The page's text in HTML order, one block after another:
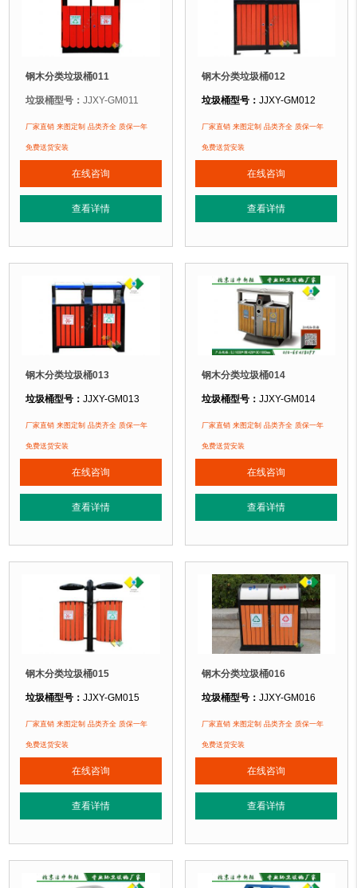
钢木分类垃圾桶011
垃圾桶型号：JJXY-GM011
垃圾桶规格：长900mm 宽420mm 高900mm
垃圾桶材质：
垃圾桶周期：现货产品 厂家直销 即拍即发 定制批发
垃圾桶特点：选用镀锌钢板裁剪、压制、折弯后再焊接而成型，垃圾桶经磷
正在使用该垃圾桶的部分客户：
北京阿卡迪亚庄园、顺义某别墅区、北京某小区....
厂家直销 来图定制 品类齐全 质保一年
免费送货安装
在线咨询
查看详情
钢木分类垃圾桶012
垃圾桶型号： JJXY-GM012
垃圾桶规格：长840mm 宽470mm
垃圾桶材质：
垃圾桶周期：现货产品 厂家直销 即
垃圾桶特点：选用镀锌钢板裁剪、
正在使用该垃圾桶的部分客户：
北京奥利匹克水上公园、北京玉渊潭
厂家直销 来图定制 品类齐全 质保一年
免费送货安装
在线咨询
查看详情
钢木分类垃圾桶013
垃圾桶型号：JJXY-GM013
垃圾桶规格：长900mm 宽450mm 高930mm
垃圾桶材质：
垃圾桶周期：现货产品 厂家直销 即拍即发 定制批发
垃圾桶特点：选用镀锌钢板裁剪、压制、折弯后再焊接而成型，垃圾桶经磷
正在使用该垃圾桶的部分客户：
北京奥利匹克水上公园、北京玉渊潭公园、北京某小区....
厂家直销 来图定制 品类齐全 质保一年
免费送货安装
在线咨询
查看详情
钢木分类垃圾桶014
垃圾桶型号： JJXY-GM014
垃圾桶规格：长1030mm 宽420mm
垃圾桶材质：
垃圾桶周期：现货产品 厂家直销 即
垃圾桶特点：选用镀锌钢板裁剪、
正在使用该垃圾桶的部分客户：
北京奥利匹克水上公园、北京玉渊潭
厂家直销 来图定制 品类齐全 质保一年
免费送货安装
在线咨询
查看详情
钢木分类垃圾桶015
垃圾桶型号：JJXY-GM015
垃圾桶规格：长680mm 宽400mm 高900mm
垃圾桶材质：
垃圾桶周期：现货产品 厂家直销 即拍即发 定制批发
垃圾桶特点：选用镀锌钢板裁剪、压制、折弯后再焊接而成型，垃圾桶经磷
正在使用该垃圾桶的部分客户：
北京奥利匹克水上公园、北京玉渊潭公园、北京某小区....
厂家直销 来图定制 品类齐全 质保一年
免费送货安装
在线咨询
查看详情
钢木分类垃圾桶016
垃圾桶型号： JJXY-GM016
垃圾桶规格：长890mm 宽480mm
垃圾桶材质：
垃圾桶周期：现货产品 厂家直销 即
垃圾桶特点：选用镀锌钢板裁剪、
正在使用该垃圾桶的部分客户：
北京香山公园、北京玉渊潭公园、北
厂家直销 来图定制 品类齐全 质保一年
免费送货安装
在线咨询
查看详情